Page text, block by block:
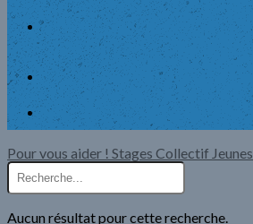
Pour vous aider ! Stages Collectif Jeunes
Aucun résultat pour cette recherche.